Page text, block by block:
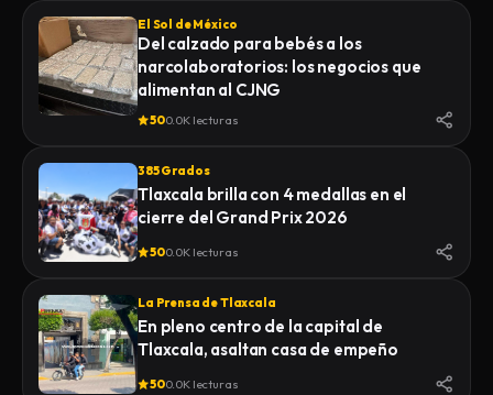
El Sol de México
Del calzado para bebés a los
narcolaboratorios: los negocios que
alimentan al CJNG
500.0K lecturas
385 Grados
Tlaxcala brilla con 4 medallas en el
cierre del Grand Prix 2026
500.0K lecturas
La Prensa de Tlaxcala
En pleno centro de la capital de
Tlaxcala, asaltan casa de empeño
500.0K lecturas